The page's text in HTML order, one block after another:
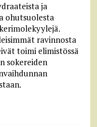
ja
ohutsuolesta
ravinnosta
toimi elimistössä
sokereiden